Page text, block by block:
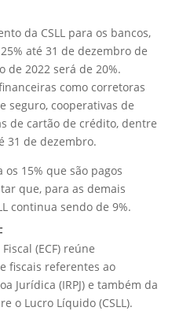
da CSLL para os bancos,
até 31 de dezembro de
de 2022 será de 20%.
como corretoras
seguro, cooperativas de
de cartão de crédito, dentre
31 de dezembro.
15% que são pagos
que, para as demais
continua sendo de 9%.
(ECF) reúne
fiscais referentes ao
Jurídica (IRPJ) e também da
o Lucro Líquido (CSLL).